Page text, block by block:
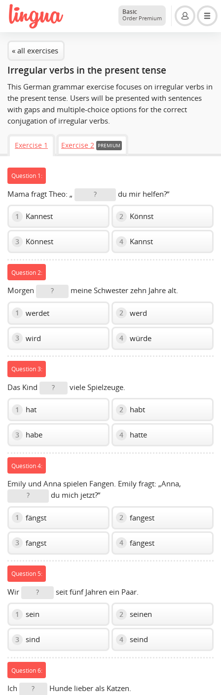
Basic
Order Premium
« all exercises
Irregular verbs in the present tense
This German grammar exercise focuses on irregular verbs in
the present tense. Users will be presented with sentences
with gaps and multiple-choice options for the correct
conjugation of irregular verbs.
Exercise 1 Exercise 2 PREMIUM
Question 1:
Mama fragt Theo: „ ? du mir helfen?“
1 Kannest 2 Könnst
3 Könnest 4 Kannst
Question 2:
Morgen ? meine Schwester zehn Jahre alt.
1 werdet 2 werd
3 wird 4 würde
Question 3:
Das Kind ? viele Spielzeuge.
1 hat 2 habt
3 habe 4 hatte
Question 4:
Emily und Anna spielen Fangen. Emily fragt: „Anna,
? du mich jetzt?“
1 fängst 2 fangest
3 fangst 4 fängest
Question 5:
Wir ? seit fünf Jahren ein Paar.
1 sein 2 seinen
3 sind 4 seind
Question 6:
Ich ? Hunde lieber als Katzen.